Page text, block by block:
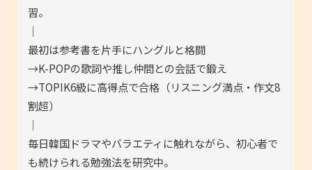
習。
｜
最初は参考書を片手にハングルと格闘
→K-POPの歌詞や推し仲間との会話で鍛え
→TOPIK6級に高得点で合格（リスニング満点・作文8
割超）
｜
毎日韓国ドラマやバラエティに触れながら、初心者で
も続けられる勉強法を研究中。